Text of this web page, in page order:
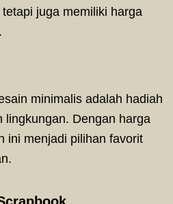
juga memiliki harga
minimalis adalah hadiah
lingkungan. Dengan harga
ini menjadi pilihan favorit